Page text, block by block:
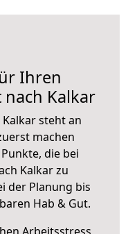
Ihren
Kalkar
steht an
machen
die bei
Kalkar zu
der Planung bis
Hab & Gut.